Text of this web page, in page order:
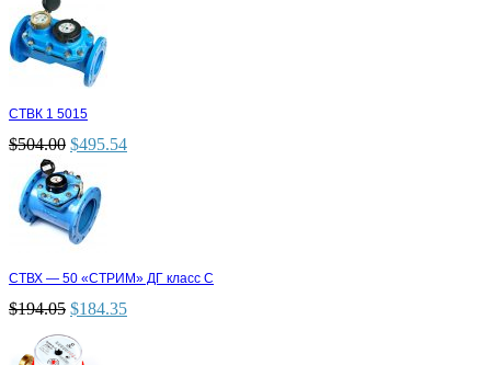
СТВК 1 5015
$504.00 $495.54
СТВХ — 50 «СТРИМ» ДГ класс С
$194.05 $184.35